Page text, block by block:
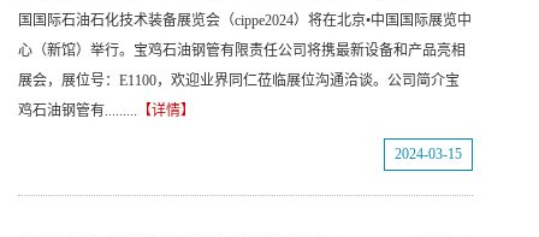
国国际石油石化技术装备展览会（cippe2024）将在北京•中国国际展览中
心（新馆）举行。宝鸡石油钢管有限责任公司将携最新设备和产品亮相
展会，展位号：E1100，欢迎业界同仁莅临展位沟通洽谈。公司简介宝
鸡石油钢管有......... 【详情】
2024-03-15